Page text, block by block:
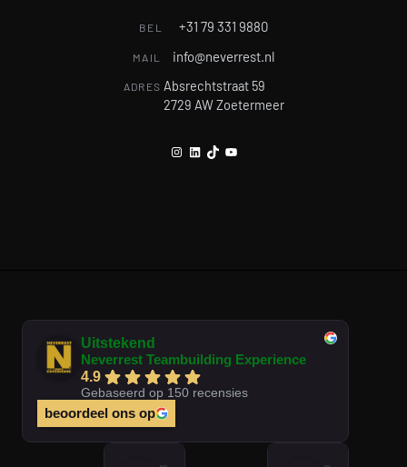
BEL +31 79 331 9880
MAIL info@neverrest.nl
ADRES Absrechtstraat 59
2729 AW Zoetermeer
Instagram
LinkedIn
TikTokYouTube
Uitstekend
Neverrest Teambuilding Experience
4.9
Gebaseerd op 150 recensies
beoordeel ons op